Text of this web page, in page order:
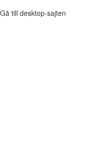
Gå till desktop-sajten